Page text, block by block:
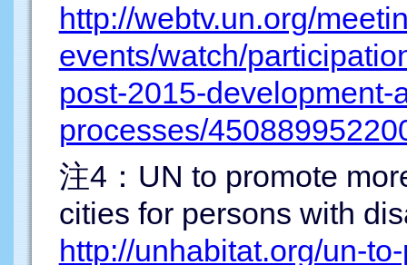
http://webtv.un.org/
events/watch/
post-2015-
processes/
注4： UN to promote
cities for persons with
http://unhabitat.org/un-